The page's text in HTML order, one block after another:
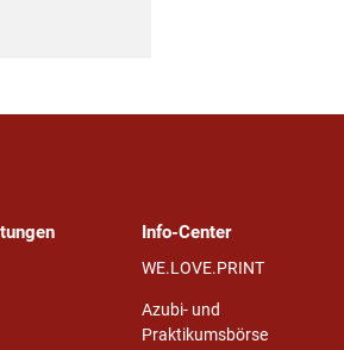
Info-Center
WE.LOVE.PRINT
Azubi- und
Praktikumsbörse